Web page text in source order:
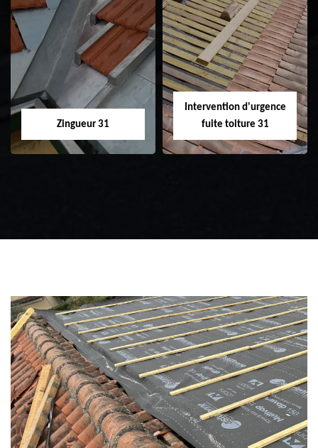
Etanchéité toiture
31
Réparation de
toiture 31
Zingueur 31
Intervention d'urgence
fuite toiture 31